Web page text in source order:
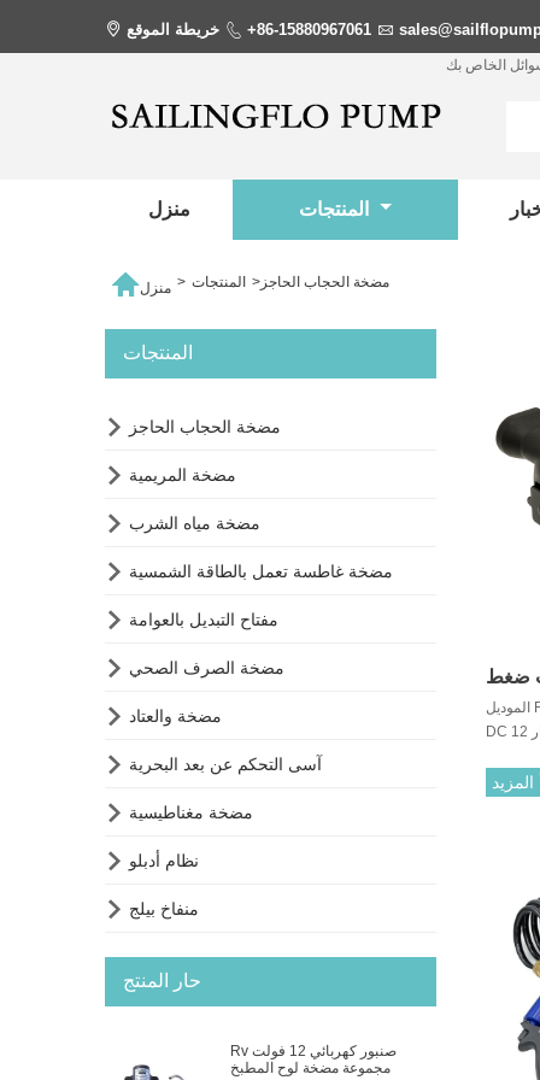
 خريطة الموقع  +86-15880967061 
الخاص بك
منزل
منزل > المنتجات > مضخة الحجاب الحاجز
ذات ضغط
الموديل FL-200: 200psi ، 10L أو 55psi / 20Lpm
DC مضخة مياه كهربائية عالية الضغط مع معيار 12V /
العميل). هذه السلسلة من المضخات أساسية للمياه
المزيد
المنتجات
 مضخة الحجاب الحاجز
 مضخة المريمية
 مضخة مياه الشرب
 مضخة غاطسة تعمل بالطاقة الشمسية
 مفتاح التبديل بالعوامة
 مضخة الصرف الصحي
 مضخة والعتاد
 آسى التحكم عن بعد البحرية
 مضخة مغناطيسية
 نظام أدبلو
 منفاخ بيلج
حار المنتج
Rv صنبور كهربائي 12 فولت
مجموعة مضخة لوح المطبخ